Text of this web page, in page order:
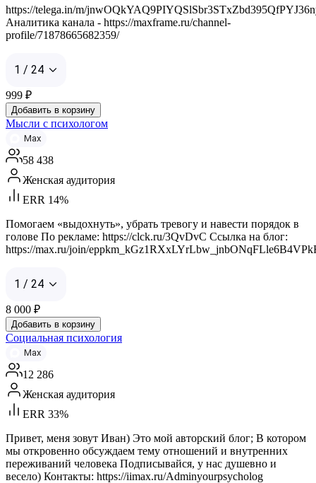
https://telega.in/m/
Аналитика канала - https://maxframe.ru/channel-
profile/71878665682359/
1 / 24
999 ₽
Добавить в корзину
Мысли с психологом
Max
58 438
Женская аудитория
ERR 14%
Помогаем «выдохнуть», убрать тревогу и навести порядок в
голове По рекламе: https://clck.ru/3QvDvC Ссылка на блог:
https://max.ru/join/
1 / 24
8 000 ₽
Добавить в корзину
Социальная психология
Max
12 286
Женская аудитория
ERR 33%
Привет, меня зовут Иван) Это мой авторский блог; В котором
мы откровенно обсуждаем тему отношений и внутренних
переживаний человека Подписывайся, у нас душевно и
весело) Контакты: https://iimax.ru/Adminyourpsycholog